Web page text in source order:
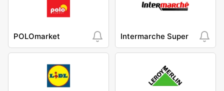
POLOmarket Intermarche Super